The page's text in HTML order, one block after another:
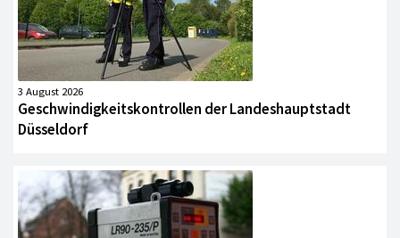
3 August 2026
Geschwindigkeitskontrollen der Landeshauptstadt
Düsseldorf